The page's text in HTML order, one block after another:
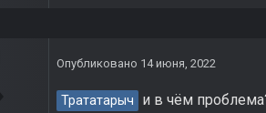
Опубликовано 14 июня, 2022
Трататарыч
и в чём